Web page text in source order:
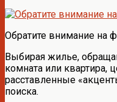
Обратите внимание на
Выбирая жилье,
комната или квартира,
расставленные
поиска.